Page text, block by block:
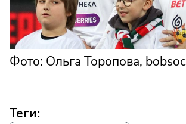
Фото: Ольга Торопова,
Теги: